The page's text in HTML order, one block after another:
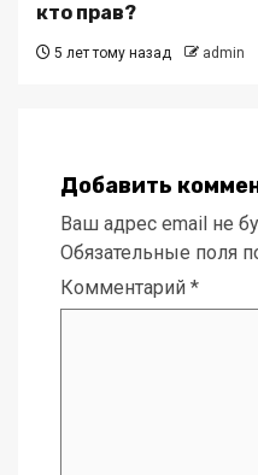
кто прав?
5 лет тому назад admin
Добавить
Ваш адрес email не
Обязательные поля
Комментарий *